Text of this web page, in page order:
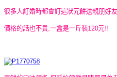
很多人訂婚時都會訂這狀元餅送親朋好
價格的話也不貴,一盒是一斤裝120元!!